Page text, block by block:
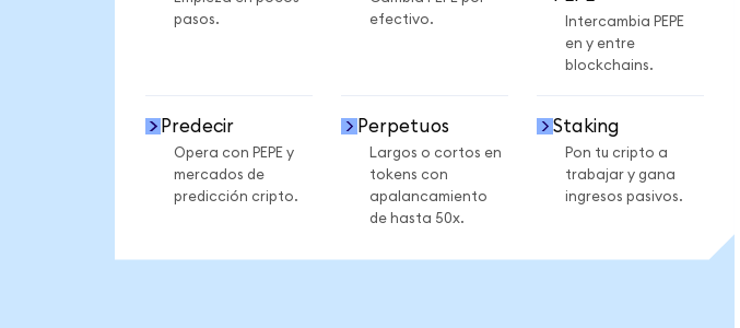
pasos.
efectivo.
Intercambia PEPE
en y entre
blockchains.
Predecir
Opera con PEPE y
mercados de
predicción cripto.
Perpetuos
Largos o cortos en
tokens con
apalancamiento
de hasta 50x.
Staking
Pon tu cripto a
trabajar y gana
ingresos pasivos.